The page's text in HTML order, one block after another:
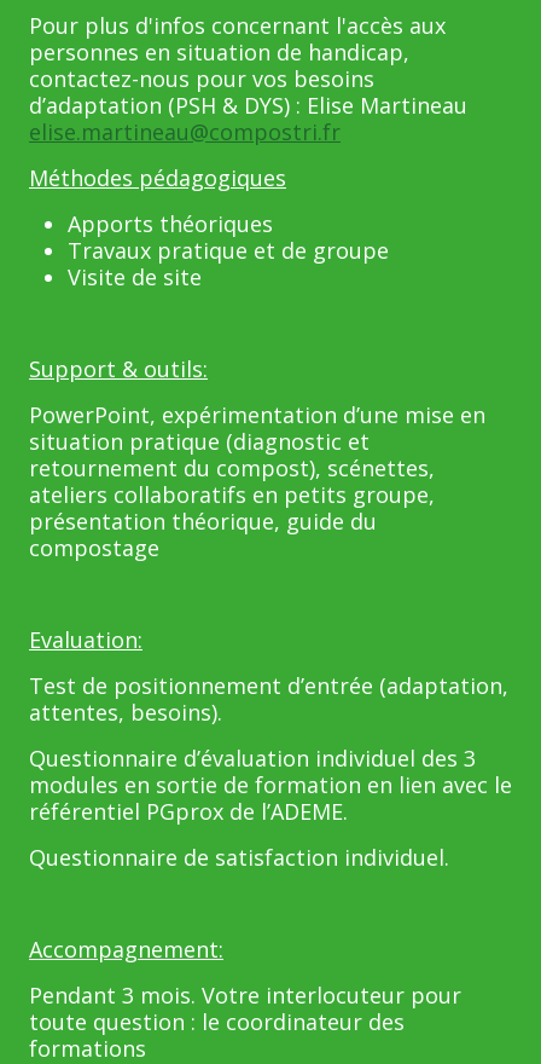
Pour plus d'infos concernant l'accès aux
personnes en situation de handicap,
contactez-nous pour vos besoins
d’adaptation (PSH & DYS) : Elise Martineau
elise.martineau@compostri.fr
Méthodes pédagogiques
Apports théoriques
Travaux pratique et de groupe
Visite de site
Support & outils:
PowerPoint, expérimentation d’une mise en
situation pratique (diagnostic et
retournement du compost), scénettes,
ateliers collaboratifs en petits groupe,
présentation théorique, guide du
compostage
Evaluation:
Test de positionnement d’entrée (adaptation,
attentes, besoins).
Questionnaire d’évaluation individuel des 3
modules en sortie de formation en lien avec le
référentiel PGprox de l’ADEME.
Questionnaire de satisfaction individuel.
Accompagnement:
Pendant 3 mois. Votre interlocuteur pour
toute question : le coordinateur des
formations